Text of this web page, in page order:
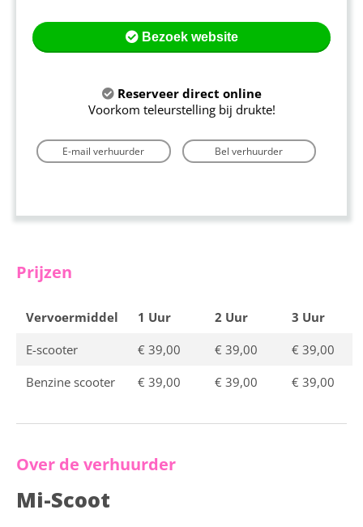
Bezoek website
Reserveer direct online
Voorkom teleurstelling bij drukte!
E-mail verhuurder Bel verhuurder
Prijzen
Vervoermiddel 1 Uur 2 Uur
3 Uur
E-scooter
€ 39,00 € 39,00
€ 39,00
Benzine scooter
€ 39,00 € 39,00 € 39,00
Over de verhuurder
Mi-Scoot